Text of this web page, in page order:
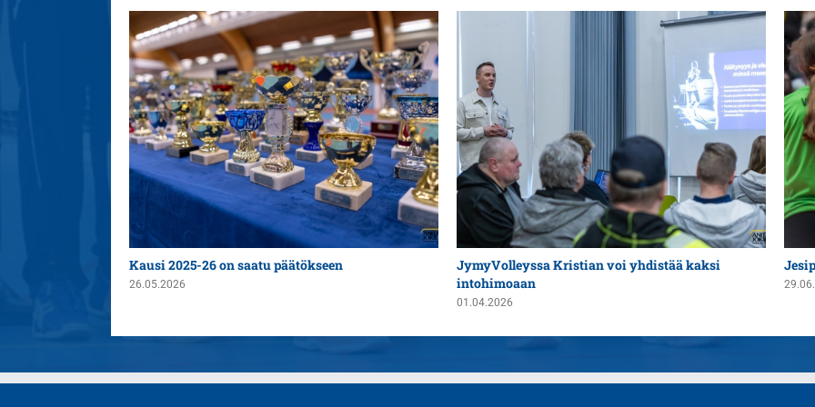
Kausi 2025-26 on saatu päätökseen
26.05.2026
JymyVolleyssa Kristian voi yhdistää kaksi
intohimoaan
01.04.2026